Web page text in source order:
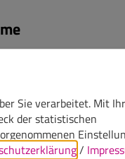
Sie verarbeitet. Mit
der statistischen
/